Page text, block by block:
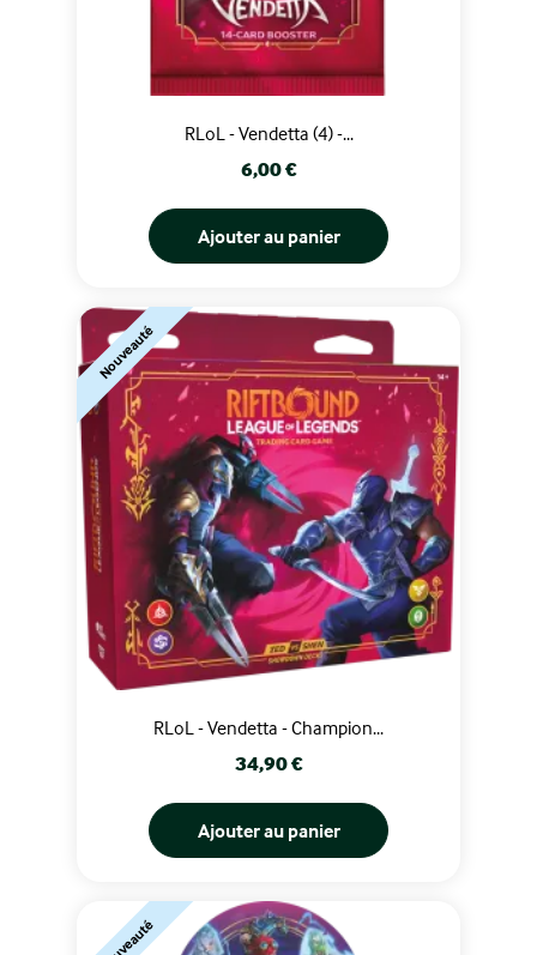
RLoL - Vendetta (4) -...
Prix
6,00 €
Ajouter au panier
RLoL - Vendetta - Champion...
Prix
34,90 €
Ajouter au panier
Nouveauté